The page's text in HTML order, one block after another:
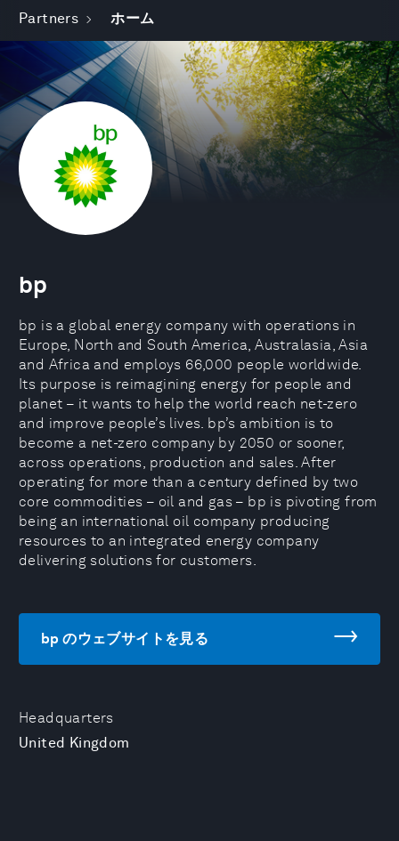
Partners ホーム
Headquarters
United Kingdom
bp
bp is a global energy company with operations in
Europe, North and South America, Australasia, Asia
and Africa and employs 66,000 people worldwide.
Its purpose is reimagining energy for people and
planet – it wants to help the world reach net-zero
and improve people’s lives. bp’s ambition is to
become a net-zero company by 2050 or sooner,
across operations, production and sales. After
operating for more than a century defined by two
core commodities – oil and gas – bp is pivoting from
being an ‎international oil company producing
resources to an integrated energy company
delivering solutions for ‎customers.
bp のウェブサイトを見る